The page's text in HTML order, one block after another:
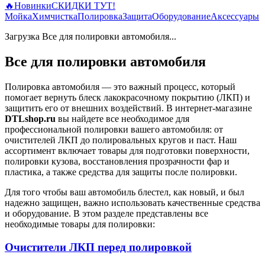
🔥НовинкиСКИДКИ ТУТ!
МойкаХимчисткаПолировкаЗащитаОборудованиеАксессуары
Загрузка Все для полировки автомобиля...
Все для полировки автомобиля
Полировка автомобиля — это важный процесс, который
помогает вернуть блеск лакокрасочному покрытию (ЛКП) и
защитить его от внешних воздействий. В интернет-магазине
DTLshop.ru вы найдете все необходимое для
профессиональной полировки вашего автомобиля: от
очистителей ЛКП до полировальных кругов и паст. Наш
ассортимент включает товары для подготовки поверхности,
полировки кузова, восстановления прозрачности фар и
пластика, а также средства для защиты после полировки.
Для того чтобы ваш автомобиль блестел, как новый, и был
надежно защищен, важно использовать качественные средства
и оборудование. В этом разделе представлены все
необходимые товары для полировки:
Очистители ЛКП перед полировкой